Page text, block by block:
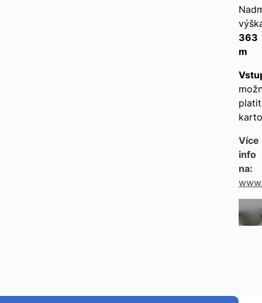
363
m
platit
Více
info
na: